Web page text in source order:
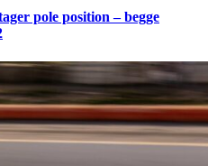
pole position – begge